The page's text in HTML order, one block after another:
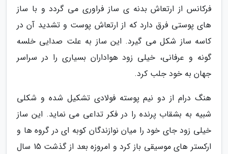
فرکانس از ارتعاش بدنه ی ساز فراوری می گردد و با ساز
های پوستی فرق دارد که از ارتعاش پوست و تشدید آن در
کاسه ساز شکل می گیرد. این ساز به علت صدایی خلسه
گونه و عرفانی، خیلی زود هواداران بسیاری را در سراسر
جهان به خود جلب کرد.
هنگ درام از دو نیم پوسته فولادی تشکیل شده و شکلی
شبیه به بشقاب پرنده را در فکر تداعی می نماید. این ساز
خیلی زود جای خود را میان نوازندگان کوبه ای در گروه ها و
ارکستر های موسیقی باز کرد و امروزه بعد از گذشت 15 سال